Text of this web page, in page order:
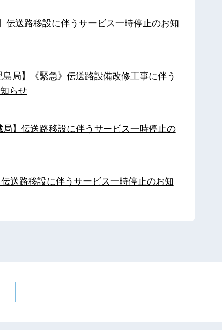
伝送路移設に伴うサービス一時停止のお知
局】《緊急》伝送路設備改修工事に伴う
らせ
】伝送路移設に伴うサービス一時停止の
送路移設に伴うサービス一時停止のお知